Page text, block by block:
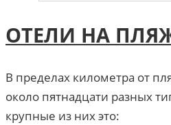
ОТЕЛИ НА
В пределах километра от
около пятнадцати разных
крупные из них это: